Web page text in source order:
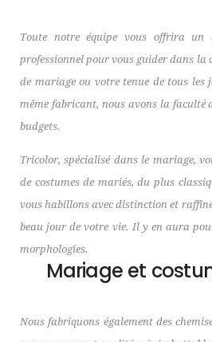
Toute notre équipe vous offrira un
professionnel pour vous guider dans la
de mariage ou votre tenue de tous les
même fabricant, nous avons la faculté
budgets.
Tricolor, spécialisé dans le mariage,
de costumes de mariés, du plus
vous habillons avec distinction et
beau jour de votre vie. Il y en aura
morphologies.
Mariage et
Nous fabriquons également des